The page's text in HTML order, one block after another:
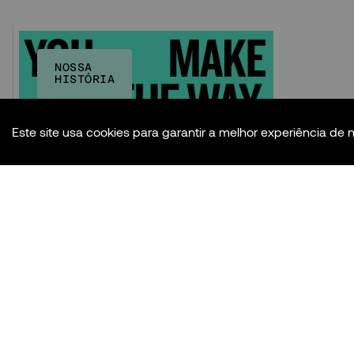
NOSSA
HISTÓRIA
Este site usa cookies para garantir a melhor experiência de